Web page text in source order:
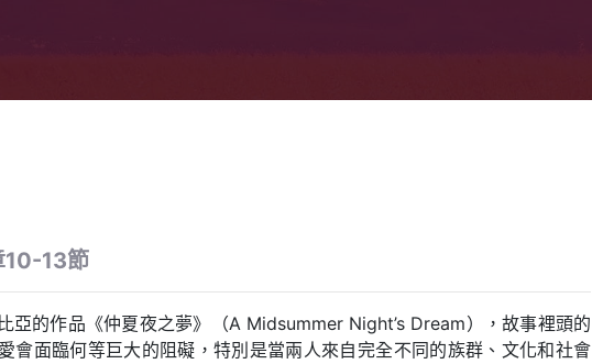
10-13節
亞的作品《仲夏夜之夢》（A Midsummer Night’s Dream），故事裡頭的
會面臨何等巨大的阻礙，特別是當兩人來自完全不同的族群、文化和社會